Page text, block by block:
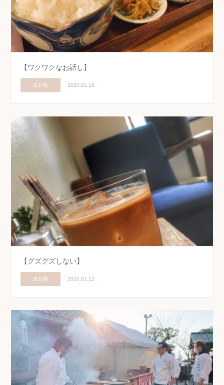
【ワクワクなお話し】
未分類 2020.01.18
【グズグズしない】
未分類 2020.01.12